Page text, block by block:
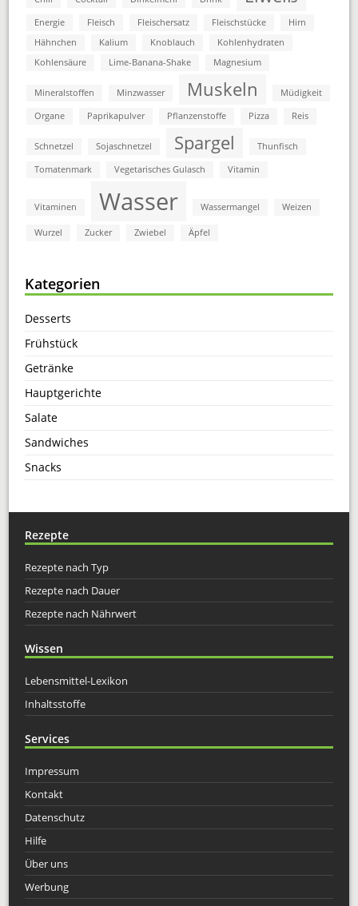
Energie Fleisch Fleischersatz Fleischstücke
Hirn
Hähnchen
Kalium Knoblauch
Kohlenhydraten
Kohlensäure
Lime-Banana-Shake Magnesium
Mineralstoffen Minzwasser Muskeln Müdigkeit
Organe Paprikapulver Pflanzenstoffe Pizza Reis
Schnetzel Sojaschnetzel Spargel Thunfisch
Tomatenmark Vegetarisches Gulasch Vitamin
Vitaminen Wasser Wassermangel Weizen
Wurzel Zucker Zwiebel Äpfel
Kategorien
Desserts
Frühstück
Getränke
Hauptgerichte
Salate
Sandwiches
Snacks
Rezepte
Rezepte nach Typ
Rezepte nach Dauer
Rezepte nach Nährwert
Wissen
Lebensmittel-Lexikon
Inhaltsstoffe
Services
Impressum
Kontakt
Datenschutz
Hilfe
Über uns
Werbung